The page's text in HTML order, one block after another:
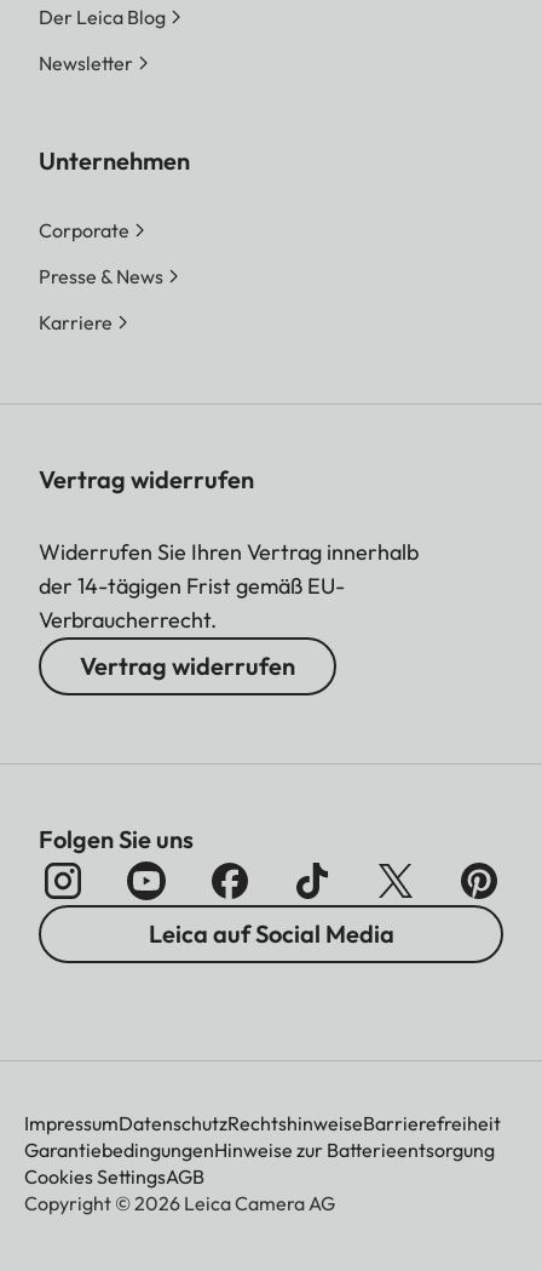
Der Leica Blog
Newsletter
Unternehmen
Corporate
Presse & News
Karriere
Vertrag widerrufen
Widerrufen Sie Ihren Vertrag innerhalb
der 14-tägigen Frist gemäß EU-
Verbraucherrecht.
Vertrag widerrufen
Folgen Sie uns
Leica auf Social Media
ImpressumDatenschutzRechtshinweiseBarrierefreiheit
GarantiebedingungenHinweise zur Batterieentsorgung
Cookies SettingsAGB
Copyright © 2026 Leica Camera AG